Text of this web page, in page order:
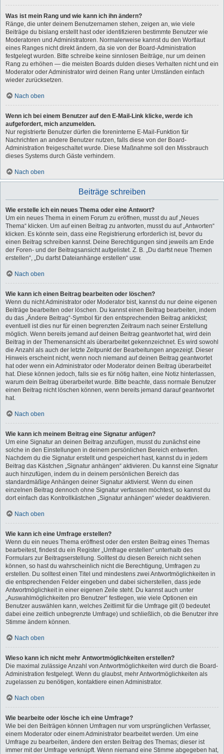
Was ist mein Rang und wie kann ich ihn ändern?
Ränge, die unter deinem Benutzernamen stehen, zeigen an, wie viele
Beiträge du bislang erstellt hast oder identifizieren bestimmte Benutzer wie
Moderatoren und Administratoren. Normalerweise kannst du den Wortlaut
eines Ranges nicht direkt ändern, da sie von der Board-Administration
festgelegt wurden. Bitte schreibe keine sinnlosen Beiträge, nur um deinen
Rang zu erhöhen — die meisten Boards dulden dieses Verhalten nicht und ein
Moderator oder Administrator wird deinen Rang unter Umständen einfach
wieder zurücksetzen.
Nach oben
Wenn ich bei einem Benutzer auf den E-Mail-Link klicke, werde ich
aufgefordert, mich anzumelden.
Nur registrierte Benutzer dürfen die foreninterne E-Mail-Funktion für
Nachrichten an andere Benutzer nutzen, falls diese von der Board-
Administration freigeschaltet wurde. Diese Maßnahme soll den Missbrauch
dieses Systems durch Gäste verhindern.
Nach oben
Beiträge schreiben
Wie erstelle ich ein neues Thema oder eine Antwort?
Um ein neues Thema in einem Forum zu eröffnen, musst du auf „Neues
Thema“ klicken. Um auf einen Beitrag zu antworten, musst du auf „Antworten“
klicken. Es könnte sein, dass eine Registrierung erforderlich ist, bevor du
einen Beitrag schreiben kannst. Deine Berechtigungen sind jeweils am Ende
der Foren- und der Beitragsansicht aufgelistet. Z. B. „Du darfst neue Themen
erstellen“, „Du darfst Dateianhänge erstellen“ usw.
Nach oben
Wie kann ich einen Beitrag bearbeiten oder löschen?
Wenn du nicht Administrator oder Moderator bist, kannst du nur deine eigenen
Beiträge bearbeiten oder löschen. Du kannst einen Beitrag bearbeiten, indem
du das „Ändere Beitrag“-Symbol für den entsprechenden Beitrag anklickst;
eventuell ist dies nur für einen begrenzten Zeitraum nach seiner Erstellung
möglich. Wenn bereits jemand auf deinen Beitrag geantwortet hat, wird dein
Beitrag in der Themenansicht als überarbeitet gekennzeichnet. Es wird sowohl
die Anzahl als auch der letzte Zeitpunkt der Bearbeitungen angezeigt. Dieser
Hinweis erscheint nicht, wenn noch niemand auf deinen Beitrag geantwortet
hat oder wenn ein Administrator oder Moderator deinen Beitrag überarbeitet
hat. Diese können jedoch, falls sie es für nötig halten, eine Notiz hinterlassen,
warum dein Beitrag überarbeitet wurde. Bitte beachte, dass normale Benutzer
einen Beitrag nicht löschen können, wenn bereits jemand darauf geantwortet
hat.
Nach oben
Wie kann ich meinem Beitrag eine Signatur anfügen?
Um eine Signatur an deinen Beitrag anzufügen, musst du zunächst eine
solche in den Einstellungen in deinem persönlichen Bereich entwerfen.
Nachdem du die Signatur erstellt und gespeichert hast, kannst du in jedem
Beitrag das Kästchen „Signatur anhängen“ aktivieren. Du kannst eine Signatur
auch hinzufügen, indem du in deinem persönlichen Bereich das
standardmäßige Anhängen deiner Signatur aktivierst. Wenn du einen
einzelnen Beitrag dennoch ohne Signatur verfassen möchtest, so kannst du
dort einfach das Kontrollkästchen „Signatur anhängen“ wieder deaktivieren.
Nach oben
Wie kann ich eine Umfrage erstellen?
Wenn du ein neues Thema eröffnest oder den ersten Beitrag eines Themas
bearbeitest, findest du ein Register „Umfrage erstellen“ unterhalb des
Formulars zur Beitragserstellung. Solltest du diesen Bereich nicht sehen
können, so hast du wahrscheinlich nicht die Berechtigung, Umfragen zu
erstellen. Du solltest einen Titel und mindestens zwei Antwortmöglichkeiten in
die entsprechenden Felder eingeben und dabei sicherstellen, dass jede
Antwortmöglichkeit in einer eigenen Zeile steht. Du kannst auch unter
„Auswahlmöglichkeiten pro Benutzer“ festlegen, wie viele Optionen ein
Benutzer auswählen kann, welches Zeitlimit für die Umfrage gilt (0 bedeutet
dabei eine zeitlich unbegrenzte Umfrage) und schließlich, ob die Benutzer ihre
Stimme ändern können.
Nach oben
Wieso kann ich nicht mehr Antwortmöglichkeiten erstellen?
Die maximal zulässige Anzahl von Antwortmöglichkeiten wird durch die Board-
Administration festgelegt. Wenn du glaubst, mehr Antwortmöglichkeiten als
zugelassen zu benötigen, kontaktiere einen Administrator.
Nach oben
Wie bearbeite oder lösche ich eine Umfrage?
Wie bei den Beiträgen können Umfragen nur vom ursprünglichen Verfasser,
einem Moderator oder einem Administrator bearbeitet werden. Um eine
Umfrage zu bearbeiten, ändere den ersten Beitrag des Themas; dieser ist
immer mit der Umfrage verknüpft. Wenn niemand eine Stimme abgegeben hat,